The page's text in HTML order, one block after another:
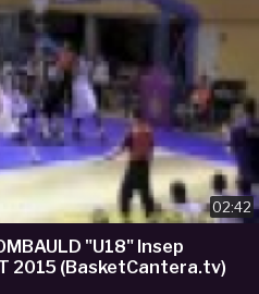
02:42
"U18" Insep
2015 (BasketCantera.tv)